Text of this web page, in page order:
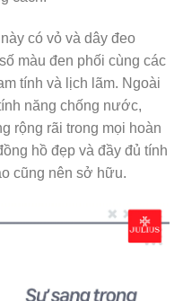
có vỏ và dây đeo
màu đen phối cùng các
tính và lịch lãm. Ngoài
năng chống nước,
rộng rãi trong mọi hoàn
hồ đẹp và đầy đủ tính
cũng nên sở hữu.